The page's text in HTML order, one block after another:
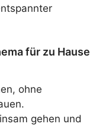
für zu Hause
ohne
gehen und